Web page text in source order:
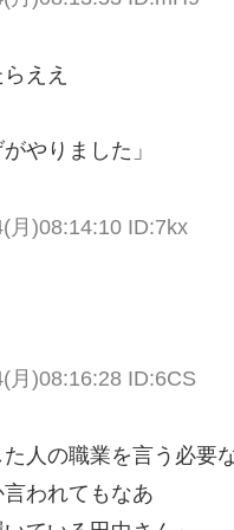
ええ
やりました」
月)08:14:10 ID:7kx
月)08:16:28 ID:6CS
人の職業を言う必要
われてもなあ